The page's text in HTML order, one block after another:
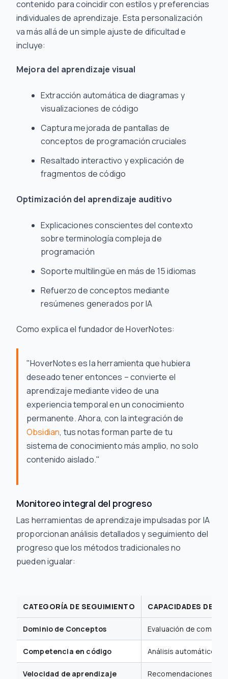
contenido para coincidir con estilos y preferencias
individuales de aprendizaje. Esta personalización
va más allá de un simple ajuste de dificultad e
incluye:
Mejora del aprendizaje visual
Extracción automática de diagramas y
visualizaciones de código
Captura mejorada de pantallas de
conceptos de programación cruciales
Resaltado interactivo y explicación de
fragmentos de código
Optimización del aprendizaje auditivo
Explicaciones conscientes del contexto
sobre terminología compleja de
programación
Soporte multilingüe en más de 15 idiomas
Refuerzo de conceptos mediante
resúmenes generados por IA
Como explica el fundador de HoverNotes:
"HoverNotes es la herramienta que hubiera
deseado tener entonces – convierte el
aprendizaje mediante video de una
experiencia temporal en un conocimiento
permanente. Ahora, con la integración de
Obsidian, tus notas forman parte de tu
sistema de conocimiento más amplio, no solo
contenido aislado."
Monitoreo integral del progreso
Las herramientas de aprendizaje impulsadas por IA
proporcionan análisis detallados y seguimiento del
progreso que los métodos tradicionales no
pueden igualar:
CATEGORÍA DE SEGUIMIENTO CAPACIDADES DE IA
Dominio de Conceptos Evaluación de
Competencia en código Análisis automático
Velocidad de aprendizaje Recomendaciones